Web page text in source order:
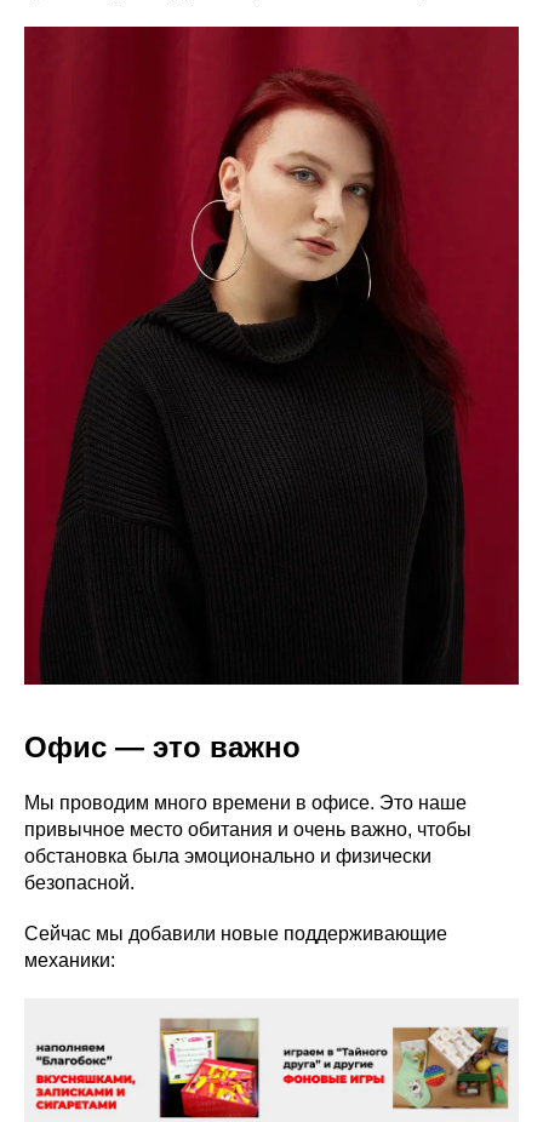
Офис — это важно
Мы проводим много времени в офисе. Это наше
привычное место обитания и очень важно, чтобы
обстановка была эмоционально и физически
безопасной.
Сейчас мы добавили новые поддерживающие
механики: